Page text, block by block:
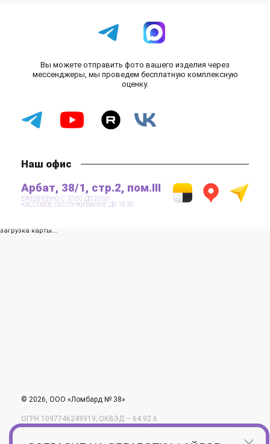
Вы можете отправить фото вашего изделия через
мессенджеры, мы проведем бесплатную комплексную
оценку.
Наш офис
Арбат, 38/1, стр.2, пом.III
ЕЖЕДНЕВНО С 10:00 ДО 20:00
КАССОВОЕ ОБСЛУЖИВАНИЕ ДО 19:30
загрузка карты...
© 2026, ООО «Ломбард № 38»
ОГРН 1097746249919; ОКВЭД – 64.92.6
Учетный номер в Пробирной палате России ЮЛ7701608099 от